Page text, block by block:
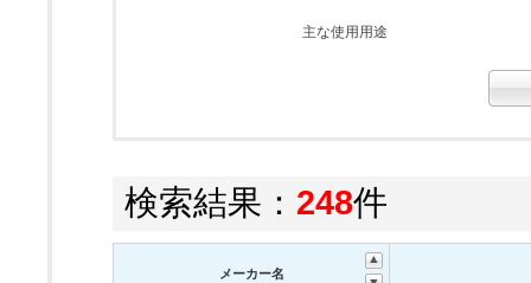
主な使用用途
検索結果： 248件
メーカー名